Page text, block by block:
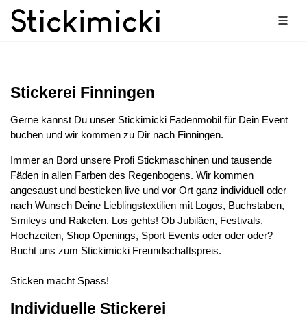
Stickerei Finningen
Gerne kannst Du unser Stickimicki Fadenmobil für Dein Event
buchen und wir kommen zu Dir nach Finningen.
Immer an Bord unsere Profi Stickmaschinen und tausende
Fäden in allen Farben des Regenbogens. Wir kommen
angesaust und besticken live und vor Ort ganz individuell oder
nach Wunsch Deine Lieblingstextilien mit Logos, Buchstaben,
Smileys und Raketen. Los gehts! Ob Jubiläen, Festivals,
Hochzeiten, Shop Openings, Sport Events oder oder oder?
Bucht uns zum Stickimicki Freundschaftspreis.
Sticken macht Spass!
Individuelle Stickerei